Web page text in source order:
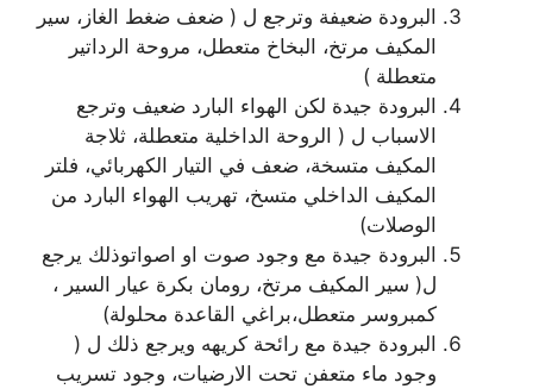
البرودة ضعيفة وترجع ل ( ضعف ضغط الغاز، سير
المكيف مرتخ، البخاخ متعطل، مروحة الرداتير
متعطلة )
البرودة جيدة لكن الهواء البارد ضعيف وترجع
الاسباب ل ( الروحة الداخلية متعطلة، ثلاجة
المكيف متسخة، ضعف في التيار الكهربائي، فلتر
المكيف الداخلي متسخ، تهريب الهواء البارد من
الوصلات)
البرودة جيدة مع وجود صوت او اصواتوذلك يرجع
ل( سير المكيف مرتخ، رومان بكرة عيار السير ،
كمبروسر متعطل،براغي القاعدة محلولة)
البرودة جيدة مع رائحة كريهه ويرجع ذلك ل (
وجود ماء متعفن تحت الارضيات، وجود تسريب